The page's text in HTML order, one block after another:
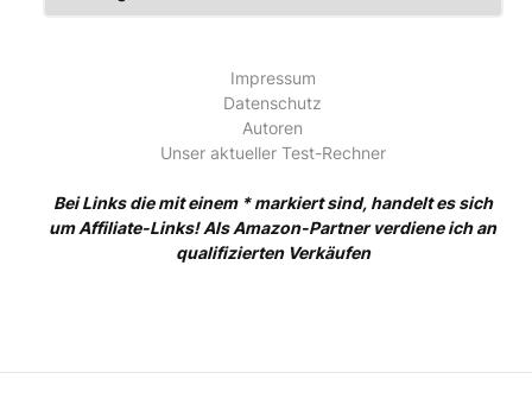
Impressum
Datenschutz
Autoren
Unser aktueller Test-Rechner
Bei Links die mit einem * markiert sind, handelt es sich
um Affiliate-Links! Als Amazon-Partner verdiene ich an
qualifizierten Verkäufen